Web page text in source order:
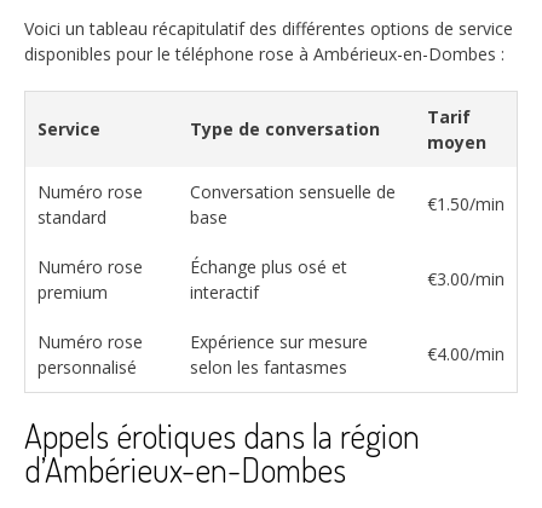
Voici un tableau récapitulatif des différentes options de service
disponibles pour le téléphone rose à Ambérieux-en-Dombes :
Service Type de conversation
Tarif
moyen
Numéro rose
standard
Conversation sensuelle de
base
€1.50/min
Numéro rose
premium
Échange plus osé et
interactif
€3.00/min
Numéro rose
personnalisé
Expérience sur mesure
selon les fantasmes
€4.00/min
Appels érotiques dans la région
d’Ambérieux-en-Dombes